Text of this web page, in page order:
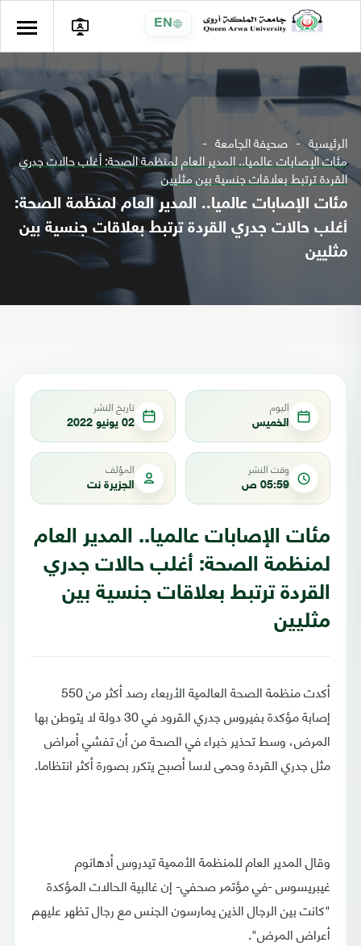
EN
الرئيسية صحيفة الجامعة
مئات الإصابات عالميا.. المدير العام لمنظمة الصحة: أغلب حالات جدري
القردة ترتبط بعلاقات جنسية بين مثليين
مئات الإصابات عالميا.. المدير العام لمنظمة الصحة:
أغلب حالات جدري القردة ترتبط بعلاقات جنسية بين
مثليين
اليوم
الخميس
تاريخ النشر
02 يونيو 2022
وقت النشر
05:59 ص
المؤلف
الجزيرة نت
مئات الإصابات عالميا.. المدير العام
لمنظمة الصحة: أغلب حالات جدري
القردة ترتبط بعلاقات جنسية بين
مثليين
أكدت منظمة الصحة العالمية الأربعاء رصد أكثر من 550
إصابة مؤكدة بفيروس جدري القرود في 30 دولة لا يتوطن بها
المرض، وسط تحذير خبراء في الصحة من أن تفشي أمراض
مثل جدري القردة وحمى لاسا أصبح يتكرر بصورة أكثر انتظاما.
وقال المدير العام للمنظمة الأممية تيدروس أدهانوم
غيبريسوس -في مؤتمر صحفي- إن غالبية الحالات المؤكدة
"كانت بين الرجال الذين يمارسون الجنس مع رجال تظهر عليهم
أعراض المرض".